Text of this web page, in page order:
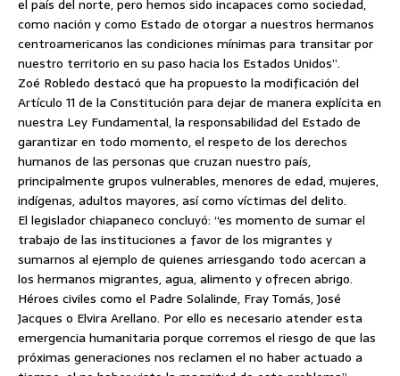
el país del norte, pero hemos sido incapaces como sociedad,
como nación y como Estado de otorgar a nuestros hermanos
centroamericanos las condiciones mínimas para transitar por
nuestro territorio en su paso hacia los Estados Unidos”.
Zoé Robledo destacó que ha propuesto la modificación del
Artículo 11 de la Constitución para dejar de manera explícita en
nuestra Ley Fundamental, la responsabilidad del Estado de
garantizar en todo momento, el respeto de los derechos
humanos de las personas que cruzan nuestro país,
principalmente grupos vulnerables, menores de edad, mujeres,
indígenas, adultos mayores, así como víctimas del delito.
El legislador chiapaneco concluyó: “es momento de sumar el
trabajo de las instituciones a favor de los migrantes y
sumarnos al ejemplo de quienes arriesgando todo acercan a
los hermanos migrantes, agua, alimento y ofrecen abrigo.
Héroes civiles como el Padre Solalinde, Fray Tomás, José
Jacques o Elvira Arellano. Por ello es necesario atender esta
emergencia humanitaria porque corremos el riesgo de que las
próximas generaciones nos reclamen el no haber actuado a